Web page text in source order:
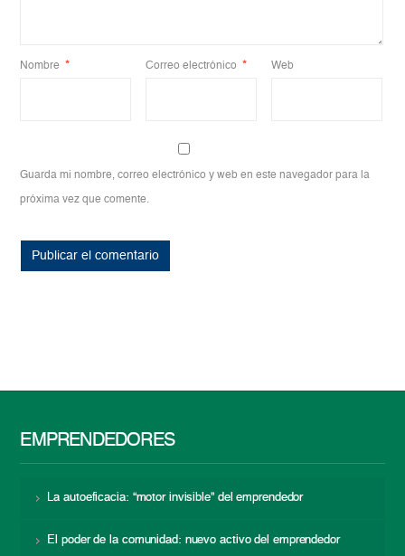
Nombre * Correo electrónico * Web
Guarda mi nombre, correo electrónico y web en este navegador para la
próxima vez que comente.
EMPRENDEDORES
La autoeficacia: “motor invisible” del emprendedor
El poder de la comunidad: nuevo activo del emprendedor